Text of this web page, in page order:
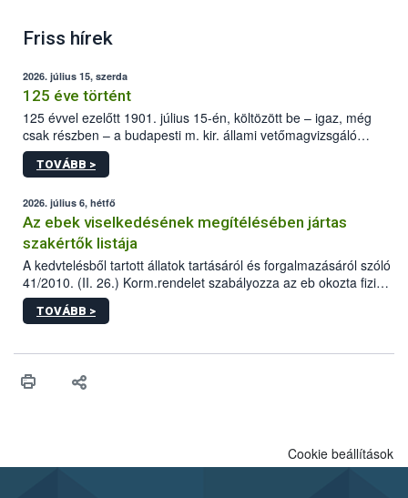
Friss hírek
2026. július 15, szerda
125 éve történt
125 évvel ezelőtt 1901. július 15-én, költözött be – igaz, még
csak részben – a budapesti m. kir. állami vetőmagvizsgáló
állomás a Kis Rókus utca 15. szám alatti, Czigler Győző által
tervezett új épületébe.
TOVÁBB >
2026. július 6, hétfő
Az ebek viselkedésének megítélésében jártas
szakértők listája
A kedvtelésből tartott állatok tartásáról és forgalmazásáról szóló
41/2010. (II. 26.) Korm.rendelet szabályozza az eb okozta fizikai
sérülés, illetve ennek veszélye keletkezésekor felmerülő
hatósági feladatokat, valamint a veszélyes eb tartását és annak
vonni az ebek viselkedésének megítélésében jártas szakértőt.
TOVÁBB >
Cookie beállítások